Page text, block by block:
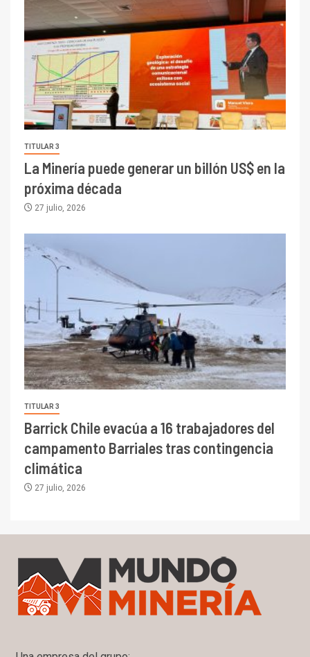
TITULAR 3
La Minería puede generar un billón US$ en la
próxima década
27 julio, 2026
TITULAR 3
Barrick Chile evacúa a 16 trabajadores del
campamento Barriales tras contingencia
climática
27 julio, 2026